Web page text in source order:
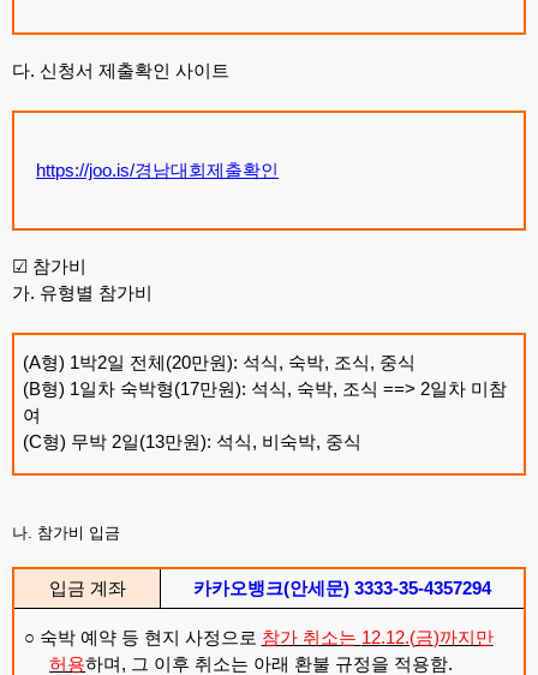
다. 신청서 제출확인 사이트
https://joo.is/경남대회제출확인
☑ 참가비
가. 유형별 참가비
(A형) 1박2일 전체 (20만원): 석식, 숙박, 조식, 중식
(B형) 1일차 숙박형(17만원): 석식, 숙박, 조식 ==> 2일차 미참
여
(C형) 무박 2일(13만원): 석식, 비숙박, 중식
나. 참가비 입금
입금 계좌 카카오뱅크(안세문) 3333-35-4357294
○ 숙박 예약 등 현지 사정으로 참가 취소는 12.12.(금)까지만
허용하며 , 그 이후 취소는 아래 환불 규정을 적용함.